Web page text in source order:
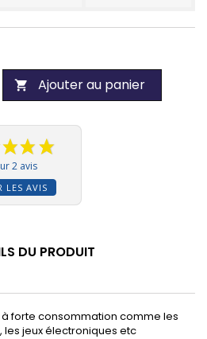
 Ajouter au panier
2 avis
LES AVIS
DU PRODUIT
forte consommation comme les
jeux électroniques etc